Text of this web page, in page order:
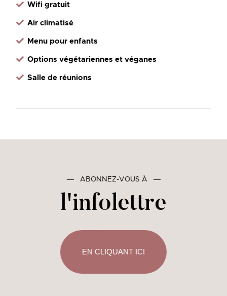
Wifi gratuit
Air climatisé
Menu pour enfants
Options végétariennes et véganes
Salle de réunions
― ABONNEZ-VOUS À ―
l'infolettre
EN CLIQUANT ICI